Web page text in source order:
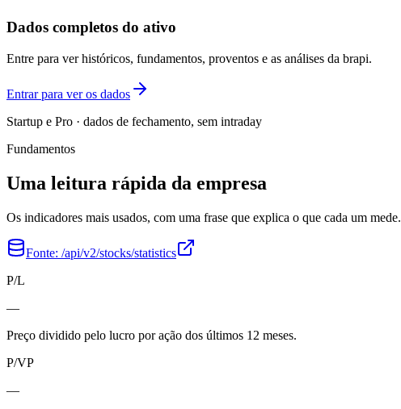
Dados completos do ativo
Entre para ver históricos, fundamentos, proventos e as análises da brapi.
Entrar para ver os dados
Startup e Pro · dados de fechamento, sem intraday
Fundamentos
Uma leitura rápida da empresa
Os indicadores mais usados, com uma frase que explica o que cada um mede.
Fonte: /api/v2/stocks/statistics
P/L
—
Preço dividido pelo lucro por ação dos últimos 12 meses.
P/VP
—